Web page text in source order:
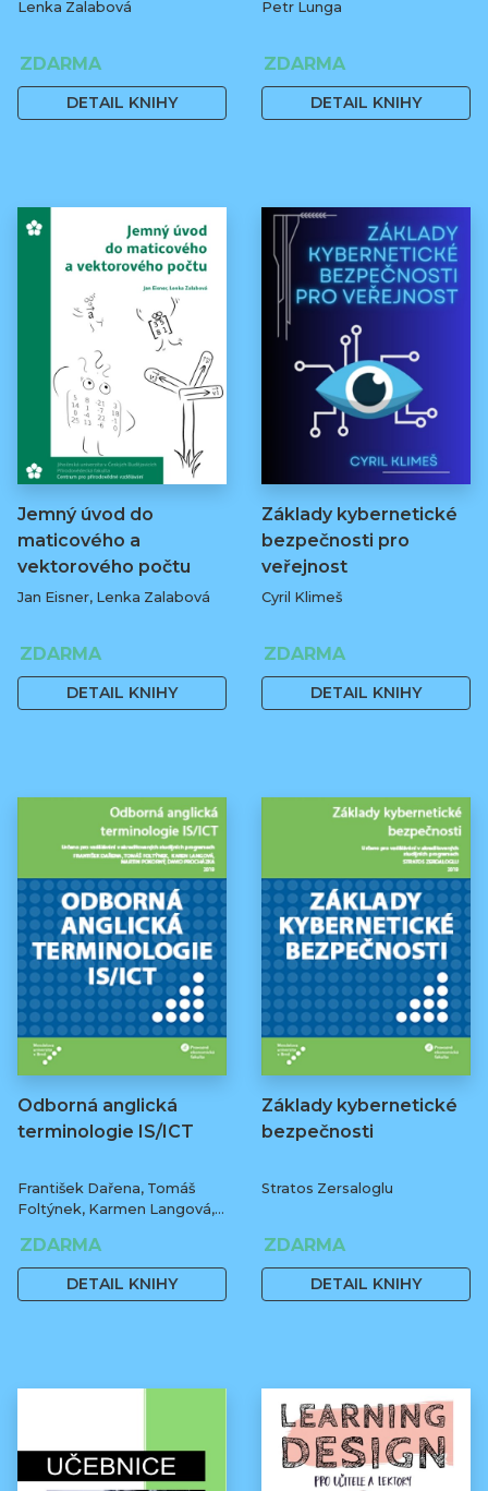
Lenka Zalabová
ZDARMA
DETAIL KNIHY
Petr Lunga
ZDARMA
DETAIL KNIHY
Jemný úvod do
maticového a
vektorového počtu
Jan Eisner, Lenka Zalabová
ZDARMA
DETAIL KNIHY
Základy kybernetické
bezpečnosti pro
veřejnost
Cyril Klimeš
ZDARMA
DETAIL KNIHY
Odborná anglická
terminologie IS/ICT
František Dařena, Tomáš
Foltýnek, Karmen Langová,
ZDARMA
DETAIL KNIHY
Základy kybernetické
bezpečnosti
Stratos Zersaloglu
ZDARMA
DETAIL KNIHY